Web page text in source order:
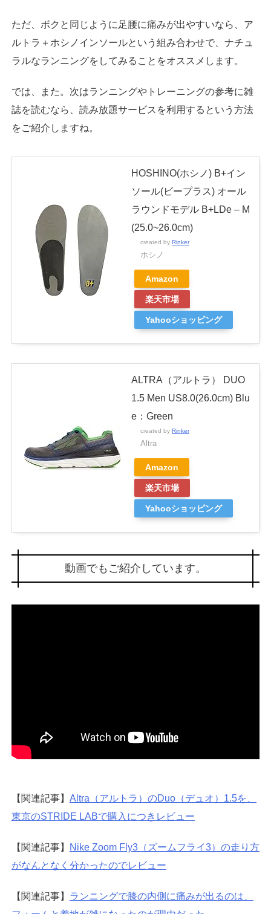
ただ、ボクと同じように足腰に痛みが出やすいなら、ア
ルトラ＋ホシノインソールという組み合わせで、ナチュ
ラルなランニングをしてみることをオススメします。
では、また。次はランニングやトレーニングの参考に雑
誌を読むなら、読み放題サービスを利用するという方法
をご紹介しますね。
HOSHINO(ホシノ) B+イン
ソール(ビープラス) オール
ラウンドモデル B+LDe – M
(25.0~26.0cm)
created by Rinker
ホシノ
Amazon
楽天市場
Yahooショッピング
ALTRA（アルトラ） DUO
1.5 Men US8.0(26.0cm) Blu
e：Green
created by Rinker
Altra
Amazon
楽天市場
Yahooショッピング
動画でもご紹介しています。
【関連記事】 Altra（アルトラ）のDuo（デュオ）1.5を、
東京のSTRIDE LABで購入につきレビュー
【関連記事】
Nike Zoom Fly3（ズームフライ3）の走り方
がなんとなく分かったのでレビュー
【関連記事】 ランニングで膝の内側に痛みが出るのは、